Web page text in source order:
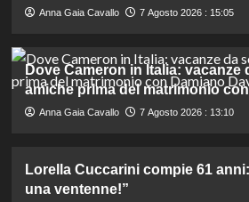
Anna Gaia Cavallo 7 Agosto 2026 : 15:05
Dove Cameron in Italia: vacanze
amiche prima del matrimonio
Anna Gaia Cavallo 7 Agosto 2026 : 13:10
Lorella Cuccarini compie 61
una ventenne!”